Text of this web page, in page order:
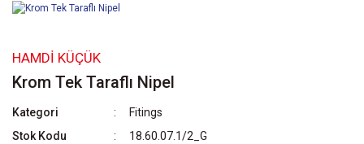
HAMDI KÜÇÜK
Krom Tek Taraflı Nipel
Kategori
Fitings
Stok Kodu
18.60.07.1/2_G